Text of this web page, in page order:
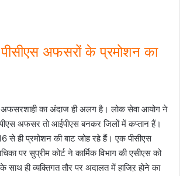
अफसरों के प्रमोशन का
का अंदाज ही अलग है। लोक सेवा आयोग ने
अफसर तो आईपीएस बनकर जिलों में कप्तान हैं।
से ही प्रमोशन की बाट जोह रहे हैं। एक पीसीएस
पर सुप्रीम कोर्ट ने कार्मिक विभाग की एसीएस को
साथ ही व्यक्तिगत तौर पर अदालत में हाजिऱ होने का